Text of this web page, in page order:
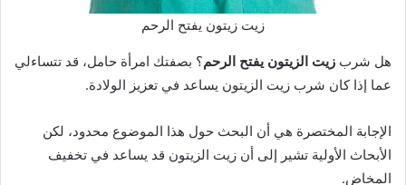
زيت زيتون يفتح الرحم
هل شرب زيت الزيتون يفتح الرحم؟ بصفتك امرأة حامل، قد تتساءلي
عما إذا كان شرب زيت الزيتون يساعد في تعزيز الولادة.
الإجابة المختصرة هي أن البحث حول هذا الموضوع محدود، لكن
الأبحاث الأولية تشير إلى أن زيت الزيتون قد يساعد في تخفيف
المخاض.